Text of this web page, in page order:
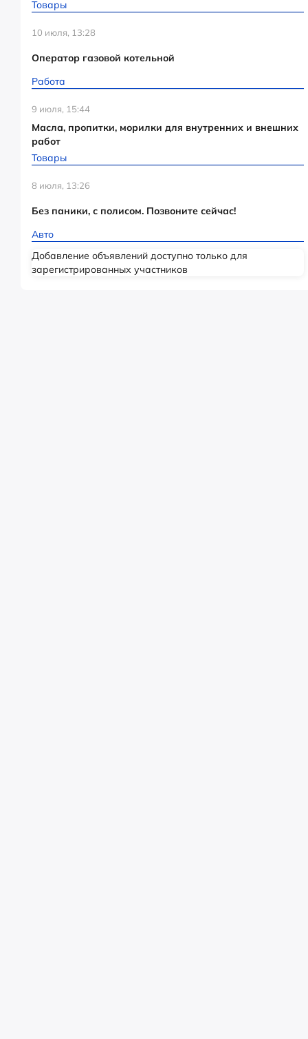
Товары
10 июля, 13:28
Оператор газовой котельной
Работа
9 июля, 15:44
Масла, пропитки, морилки для внутренних и внешних
работ
Товары
8 июля, 13:26
Без паники, с полисом. Позвоните сейчас!
Авто
Добавление объявлений доступно только для
зарегистрированных участников